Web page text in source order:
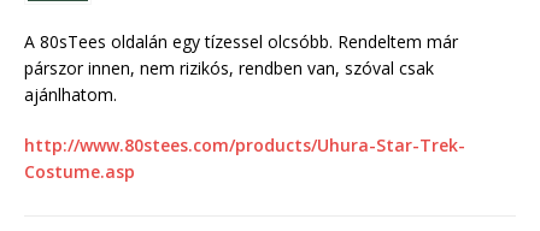
A 80sTees oldalán egy tízessel olcsóbb. Rendeltem már
párszor innen, nem rizikós, rendben van, szóval csak
ajánlhatom.
http://www.80stees.com/products/Uhura-Star-Trek-
Costume.asp